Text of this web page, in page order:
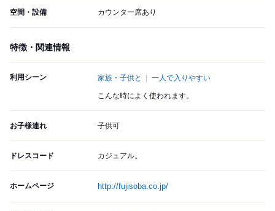
空間・設備 カウンター席あり
特徴・関連情報
利用シーン 家族・子供と 一人で入りやすい
こんな時によく使われます。
お子様連れ 子供可
ドレスコード カジュアル。
ホームページ http://fujisoba.co.jp/